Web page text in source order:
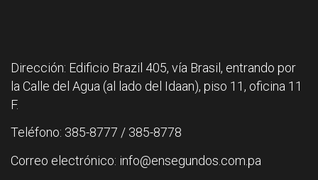
Dirección: Edificio Brazil 405, vía Brasil, entrando por
la Calle del Agua (al lado del Idaan), piso 11, oficina 11
F.
Teléfono: 385-8777 / 385-8778
Correo electrónico: info@ensegundos.com.pa